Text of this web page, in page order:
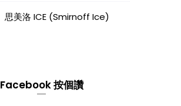
思美洛 ICE (Smirnoff Ice)
Facebook 按個讚